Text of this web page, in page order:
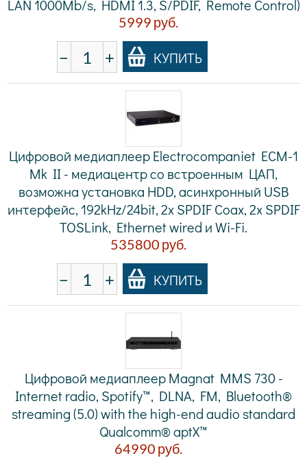
LAN 1000Mb/s, HDMI 1.3, S/PDIF, Remote Control)
5999 руб.
− + КУПИТЬ
Цифровой медиаплеер Electrocompaniet ECM-1
Mk II - медиацентр со встроенным ЦАП,
возможна установка HDD, асинхронный USB
интерфейс, 192kHz/24bit, 2х SPDIF Coax, 2х SPDIF
TOSLink, Ethernet wired и Wi-Fi.
535800 руб.
− + КУПИТЬ
Цифровой медиаплеер Magnat MMS 730 -
Internet radio, Spotify™, DLNA, FM, Bluetooth®
streaming (5.0) with the high-end audio standard
Qualcomm® aptX™
64990 руб.